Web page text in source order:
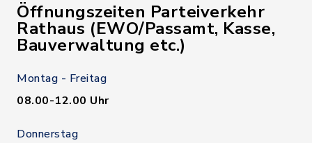
Öffnungszeiten Parteiverkehr
Rathaus (EWO/Passamt, Kasse,
Bauverwaltung etc.)
Montag - Freitag
08.00-12.00 Uhr
Donnerstag